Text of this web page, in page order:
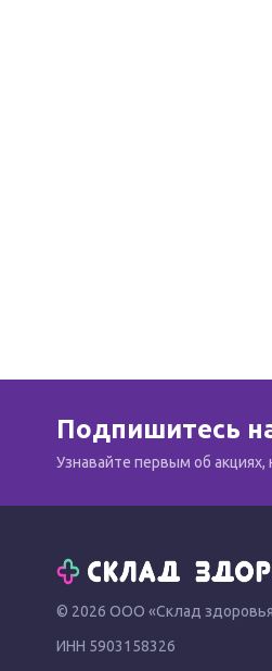
Подпишитесь
Узнавайте первым об акциях,
© 2026 ООО «Склад
ИНН 5903158326